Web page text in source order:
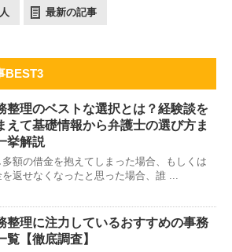
最新の記事
BEST3
整理のベストな選択とは？経験談を
えて基礎情報から弁護士の選び方ま
挙解説
多額の借金を抱えてしまった場合、もしくは
を返せなくなったと思った場合、誰 ...
整理に注力しているおすすめの事務
覧【徹底調査】